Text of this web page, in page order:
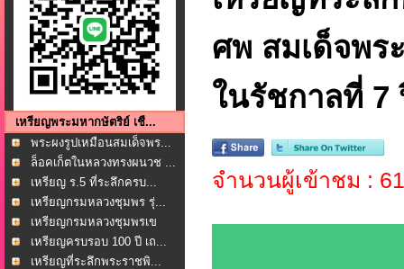
เหรียญพระมหากษัตริย์ เชื...
พระผงรูปเหมือนสมเด็จพร...
ล็อคเก็ตในหลวงทรงผนวช ...
เหรียญ ร.5 ที่ระลึกครบ...
เหรียญกรมหลวงชุมพร รุ่...
เหรียญกรมหลวงชุมพรเข
ตอ...
เหรียญครบรอบ 100 ปี เถ...
เหรียญที่ระลึกพระราชพิ...
ศพ สมเด็จพร
ในรัชกาลที่ 7
จำนวนผู้เข้าชม :